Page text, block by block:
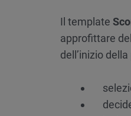
Il template
approfittare
dell’inizio